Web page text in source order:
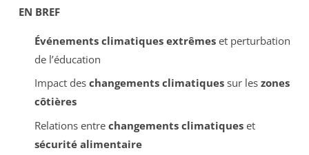
EN BREF
Événements climatiques extrêmeset perturbation
de l’éducation
Impact des changements climatiquessur les zones
côtières
Relations entre changements climatiqueset
sécurité alimentaire